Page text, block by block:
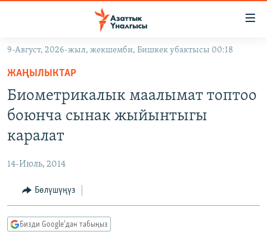
Навигацияга
өтүңүз
Издөөгө
салыңызКЫРГЫЗСТАН
МАДАНИЯТ
ДҮЙНӨ
ТВ ПРОГРАММАЛАР
БҮГҮН АЗАТТЫКТА
ПОДКАСТ
9-Август, 2026-жыл, жекшемби, Бишкек убактысы 00:18
ЖАҢЫЛЫКТАР
Биометрикалык маалымат топтоо
боюнча сынак жыйынтыгы
каралат
14-Июль, 2014
Бөлүшүңүз
Бизди Google'дан табыңыз